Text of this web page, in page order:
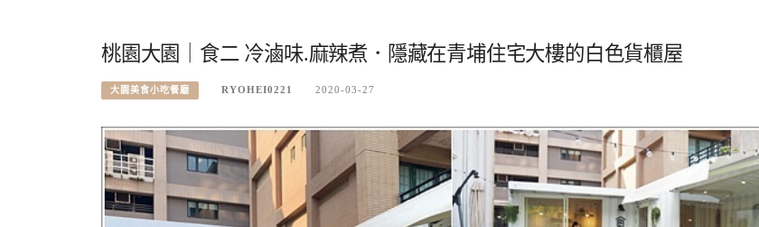
桃園大園｜食二 冷滷味.麻辣煮．隱藏在青埔住宅大樓的白色貨櫃屋
大園美食小吃餐廳 RYOHEI0221 2020-03-27